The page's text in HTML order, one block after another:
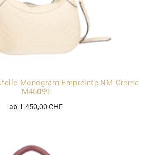
Monogram Empreinte NM Creme
M46099
ab 1.450,00 CHF